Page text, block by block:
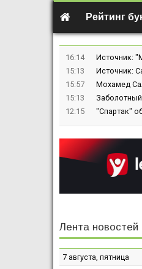
Рейтинг
16:14
Источник:
15:13
Источник:
15:57
Мохамед
15:13
12:15
"Спартак"
Лента новостей
7 августа, пятница